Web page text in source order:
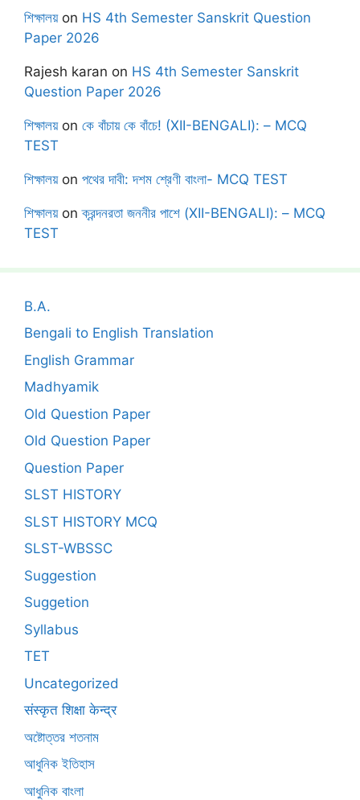
শিক্ষালয়on HS 4th Semester Sanskrit Question
Paper 2026
Rajesh karan on HS 4th Semester Sanskrit
Question Paper 2026
শিক্ষালয়on কে বাঁচায় কে বাঁচে! (XII-BENGALI): – MCQ
TEST
শিক্ষালয়on পথের দাবী: দশম শ্রেণী বাংলা- MCQ TEST
শিক্ষালয়onক্রন্দনরতা জননীর পাশে (XII-BENGALI): – MCQ
TEST
B.A.
Bengali to English Translation
English Grammar
Madhyamik
Old Question Paper
Old Question Paper
Question Paper
SLST HISTORY
SLST HISTORY MCQ
SLST-WBSSC
Suggestion
Suggetion
Syllabus
TET
Uncategorized
संस्कृत शिक्षा केन्द्र
অষ্টোত্তর শতনাম
আধুনিক ইতিহাস
আধুনিক বাংলা